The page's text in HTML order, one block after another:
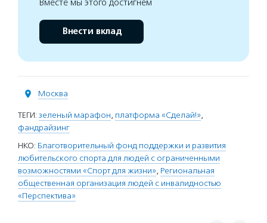
Вместе мы этого достигнем
Внести вклад
Москва
ТЕГИ: зеленый марафон, платформа «Сделай!»,
фандрайзинг
НКО: Благотворительный фонд поддержки и развития
любительского спорта для людей с ограниченными
возможностями «Спорт для жизни», Региональная
общественная организация людей с инвалидностью
«Перспектива»